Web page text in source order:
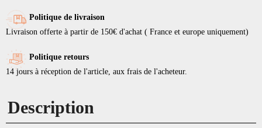
Politique de livraison
Livraison offerte à partir de 150€ d'achat ( France et europe uniquement)
Politique retours
14 jours à réception de l'article, aux frais de l'acheteur.
Description